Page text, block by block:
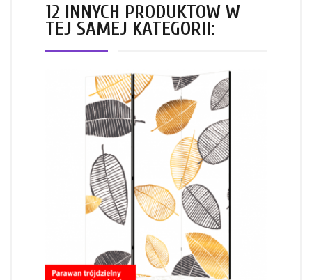
12 INNYCH PRODUKTÓW W
TEJ SAMEJ KATEGORII: